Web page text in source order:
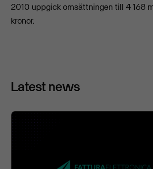
2010 uppgick omsättningen till 4 168
kronor.
Latest news